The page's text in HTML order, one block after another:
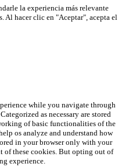
la experiencia más relevante
Al hacer clic en "Aceptar", acepta el
while you navigate through
as necessary are stored
of basic functionalities of the
os analyze and understand how
in your browser only with your
of these cookies. But opting out of
experience.